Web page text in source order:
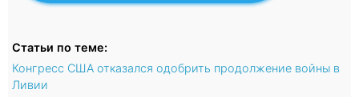
Статьи по теме:
Конгресс США отказался одобрить продолжение войны в
Ливии